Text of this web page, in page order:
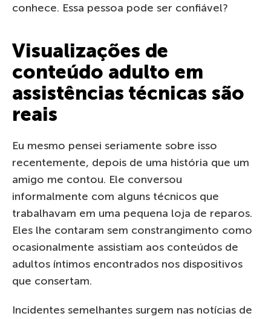
conhece. Essa pessoa pode ser confiável?
Visualizações de
conteúdo adulto em
assistências técnicas são
reais
Eu mesmo pensei seriamente sobre isso
recentemente, depois de uma história que um
amigo me contou. Ele conversou
informalmente com alguns técnicos que
trabalhavam em uma pequena loja de reparos.
Eles lhe contaram sem constrangimento como
ocasionalmente assistiam aos conteúdos de
adultos íntimos encontrados nos dispositivos
que consertam.
Incidentes semelhantes surgem nas notícias de